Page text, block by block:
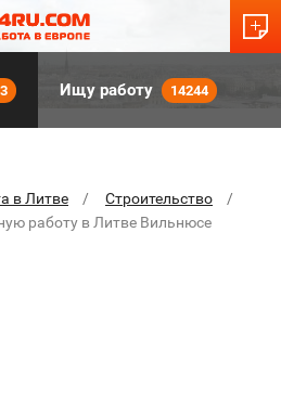
Ищу работу 14244
в Литве
Строительство
работу в Литве Вильнюсе